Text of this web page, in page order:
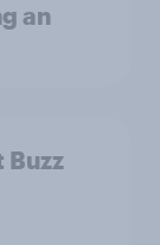
an
Buzz